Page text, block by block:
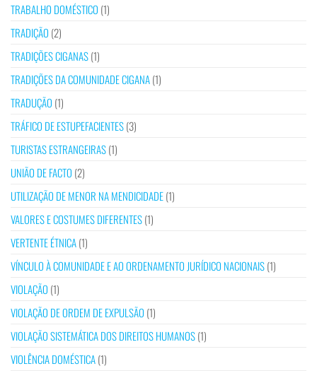
TRABALHO DOMÉSTICO (1)
TRADIÇÃO (2)
TRADIÇÕES CIGANAS(1)
TRADIÇÕES DA COMUNIDADE CIGANA(1)
TRADUÇÃO (1)
TRÁFICO DE ESTUPEFACIENTES(3)
TURISTAS ESTRANGEIRAS(1)
UNIÃO DE FACTO (2)
UTILIZAÇÃO DE MENOR NA MENDICIDADE(1)
VALORES E COSTUMES DIFERENTES(1)
VERTENTE ÉTNICA(1)
VÍNCULO À COMUNIDADE E AO ORDENAMENTO JURÍDICO NACIONAIS(1)
VIOLAÇÃO (1)
VIOLAÇÃO DE ORDEM DE EXPULSÃO (1)
VIOLAÇÃO SISTEMÁTICA DOS DIREITOS HUMANOS(1)
VIOLÊNCIA DOMÉSTICA(1)